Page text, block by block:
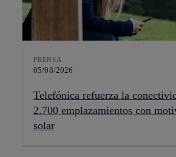
PRENSA
05/08/2026
Telefónica refuerza la
2.700 emplazamientos con
solar